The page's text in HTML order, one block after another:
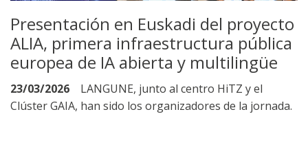
Presentación en Euskadi del proyecto
ALIA, primera infraestructura pública
europea de IA abierta y multilingüe
23/03/2026
LANGUNE, junto al centro HiTZ y el
Clúster GAIA, han sido los organizadores de la jornada.